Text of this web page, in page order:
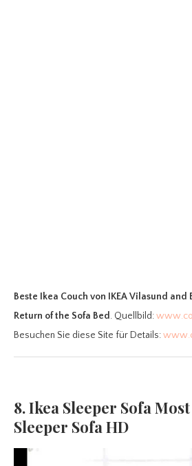
Beste Ikea Couch von IKEA Vilasund and
Return of the Sofa Bed. Quellbild:
Besuchen Sie diese Site für Details:
8. Ikea Sleeper Sofa
Sleeper Sofa HD